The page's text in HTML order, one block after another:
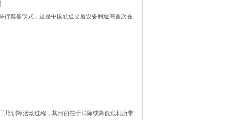
行奠基仪式，这是中国轨道交通设备制造商首次在
培训等活动过程，其目的在于消除或降低危机所带